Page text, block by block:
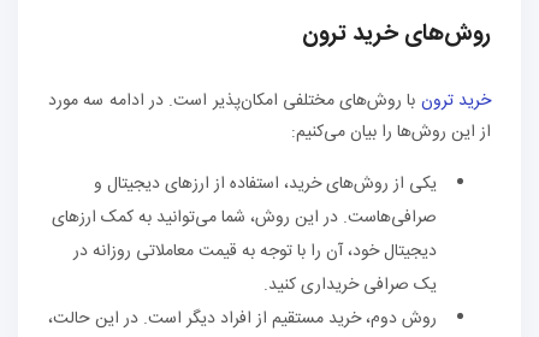
روش‌های خرید ترون
خرید ترون با روش‌های مختلفی امکان‌پذیر است. در ادامه سه مورد
از این روش‌ها را بیان می‌کنیم:
یکی از روش‌های خرید، استفاده از ارزهای دیجیتال و
صرافی‌هاست. در این روش، شما می‌توانید به کمک ارزهای
دیجیتال خود، آن را با توجه به قیمت معاملاتی روزانه در
یک صرافی خریداری کنید.
روش دوم، خرید مستقیم از افراد دیگر است. در این حالت،